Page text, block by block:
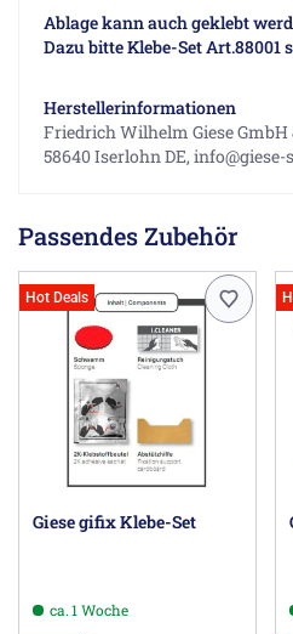
Ablage kann auch geklebt
Dazu bitte Klebe-Set Art.88001
Herstellerinformationen
Friedrich Wilhelm Giese GmbH
58640 Iserlohn DE,
Passendes Zubehör
Hot Deals
Giese gifix Klebe-Set
ca. 1 Woche